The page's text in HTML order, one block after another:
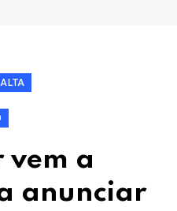
vem a
anunciar